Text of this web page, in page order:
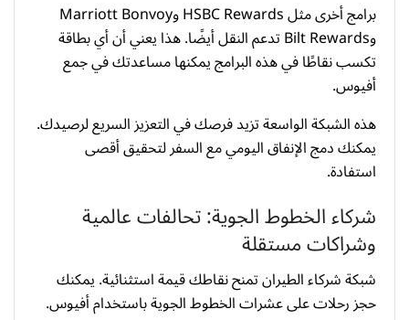
برامج أخرى مثل HSBC Rewards وMarriott Bonvoy
وBilt Rewards تدعم النقل أيضًا. هذا يعني أن أي بطاقة
تكسب نقاطًا في هذه البرامج يمكنها مساعدتك في جمع
أفيوس.
هذه الشبكة الواسعة تزيد فرصك في التعزيز السريع لرصيدك.
يمكنك دمج الإنفاق اليومي مع السفر لتحقيق أقصى
استفادة.
شركاء الخطوط الجوية: تحالفات عالمية
وشراكات مستقلة
شبكة شركاء الطيران تمنح نقاطك قيمة استثنائية. يمكنك
حجز رحلات على عشرات الخطوط الجوية باستخدام أفيوس.